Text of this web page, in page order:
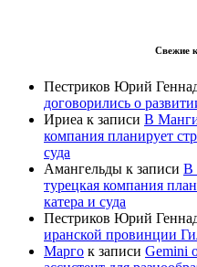
Свежие
Пестриков Юрий
договорились о
Ириеа к записи В
компания планирует
суда
Амангельды к записи В
турецкая компания
катера и суда
Пестриков Юрий
иранской провинции
Марго к записи Gemini